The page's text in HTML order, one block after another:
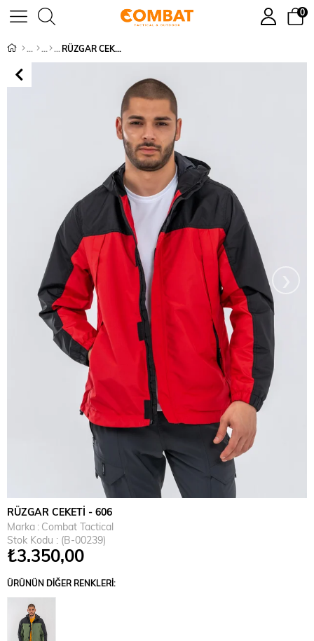
0
RÜZGAR CEKETİ - 606
RÜZGAR CEKETİ - 606
Marka : Combat Tactical
Stok Kodu
(B-00239)
₺3.350,00
ÜRÜNÜN DIĞER RENKLERI: